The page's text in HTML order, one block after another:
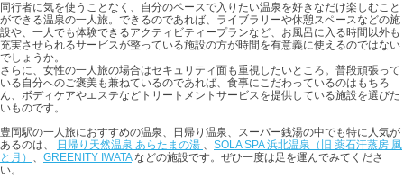
同行者に気を使うことなく、自分のペースで入りたい温泉を好きなだけ楽しむこと
ができる温泉の一人旅。できるのであれば、ライブラリーや休憩スペースなどの施
設や、一人でも体験できるアクティビティープランなど、お風呂に入る時間以外も
充実させられるサービスが整っている施設の方が時間を有意義に使えるのではない
でしょうか。
さらに、女性の一人旅の場合はセキュリティ面も重視したいところ。普段頑張って
いる自分へのご褒美も兼ねているのであれば、食事にこだわっているのはもちろ
ん、ボディケアやエステなどトリートメントサービスを提供している施設を選びた
いものです。
豊岡駅の一人旅におすすめの温泉、日帰り温泉、スーパー銭湯の中でも特に人気が
あるのは、
日帰り天然温泉 あらたまの湯 、 SOLA SPA 浜北温泉（旧 薬石汗蒸房 風
と月） 、 GREENITY IWATAなどの施設です。ぜひ一度は足を運んでみてくださ
い。